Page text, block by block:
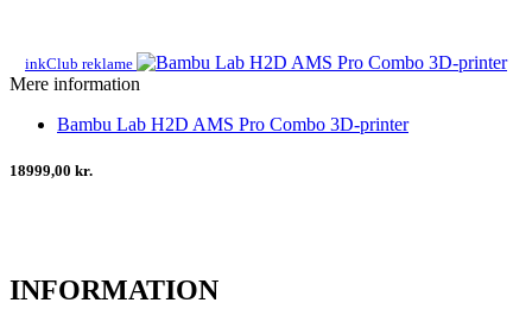
inkClub reklame
Mere information
Bambu Lab H2D AMS Pro Combo 3D-printer
18999,00 kr.
INFORMATION